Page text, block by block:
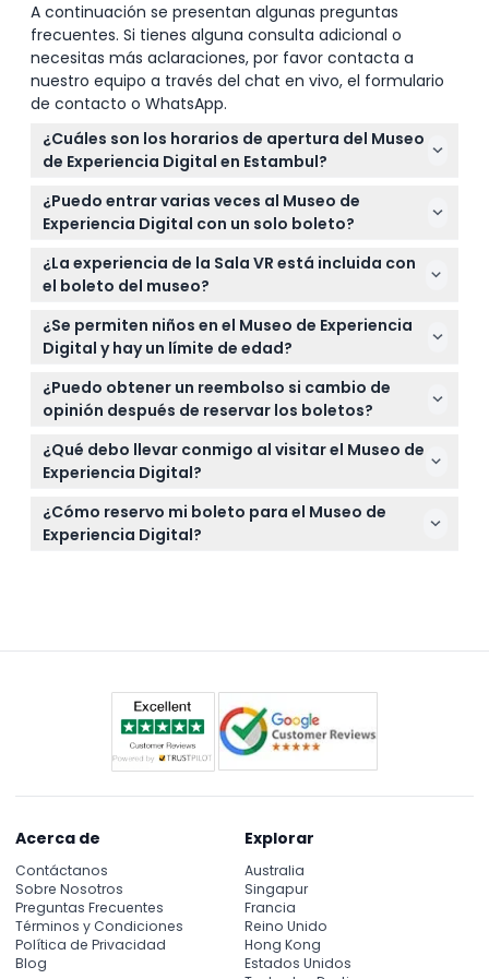
A continuación se presentan algunas preguntas
frecuentes. Si tienes alguna consulta adicional o
necesitas más aclaraciones, por favor contacta a
nuestro equipo a través del chat en vivo, el formulario
de contacto o WhatsApp.
¿Cuáles son los horarios de apertura del Museo
de Experiencia Digital en Estambul?
El museo está abierto de martes a viernes de 09:00
a 18:00 y los fines de semana de 09:00 a 19:00, con
la última admisión 15 minutos antes del cierre. Está
cerrado los lunes (sujeto a cambios — por favor
confirme al momento de la reserva).
¿Puedo entrar varias veces al Museo de
Experiencia Digital con un solo boleto?
No, no se permite la reentrada después de salir del
museo, y sólo puede entrar a cada atracción una
¿La experiencia de la Sala VR está incluida con
el boleto del museo?
La experiencia de la Sala VR requiere una tarifa
adicional y no está incluida en el boleto de
admisión general.
¿Se permiten niños en el Museo de Experiencia
Digital y hay un límite de edad?
Los niños de 0 a 5 años entran gratis, pero se
requiere pasaporte o tarjeta de identidad para la
admisión infantil. El museo ofrece experiencias
adecuadas para todas las edades.
¿Puedo obtener un reembolso si cambio de
opinión después de reservar los boletos?
Los boletos no son reembolsables ni cancelables,
así que asegúrese de que sus planes estén firmes
antes de reservar.
¿Qué debo llevar conmigo al visitar el Museo de
Experiencia Digital?
Lleve una identificación válida o pasaporte para los
niños, ya que es requerido para la entrada; se
recomienda ropa cómoda para explorar las
¿Cómo reservo mi boleto para el Museo de
Experiencia Digital?
Acerca de
Contáctanos
Sobre Nosotros
Preguntas Frecuentes
Términos y Condiciones
Política de Privacidad
Blog
Explorar
Australia
Singapur
Francia
Reino Unido
Hong Kong
Estados Unidos